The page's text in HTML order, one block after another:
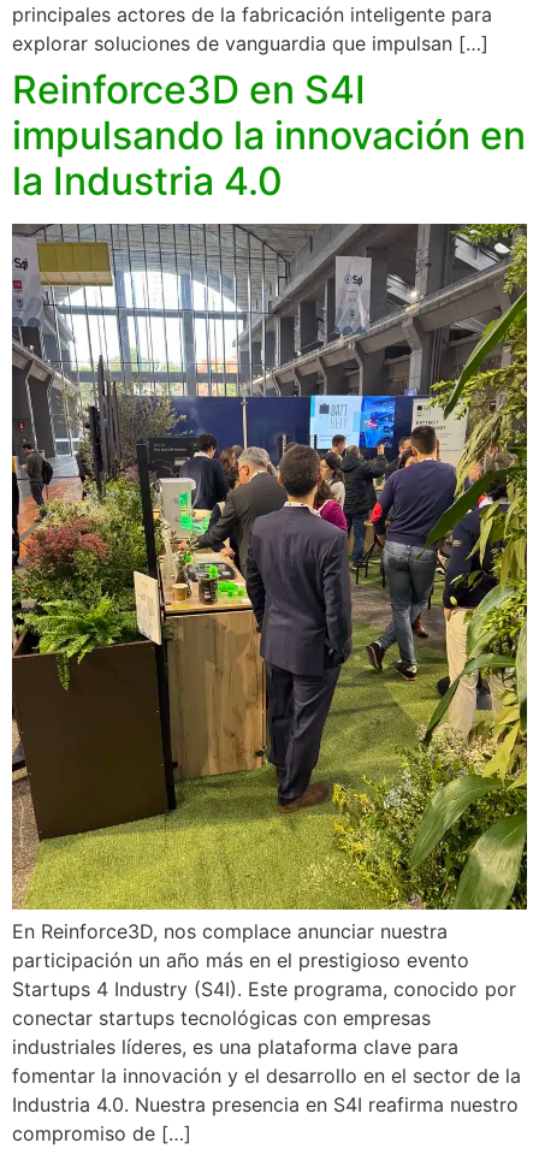
principales actores de la fabricación inteligente para
explorar soluciones de vanguardia que impulsan […]
Reinforce3D en S4I
impulsando la innovación en
la Industria 4.0
En Reinforce3D, nos complace anunciar nuestra
participación un año más en el prestigioso evento
Startups 4 Industry (S4I). Este programa, conocido por
conectar startups tecnológicas con empresas
industriales líderes, es una plataforma clave para
fomentar la innovación y el desarrollo en el sector de la
Industria 4.0. Nuestra presencia en S4I reafirma nuestro
compromiso de […]